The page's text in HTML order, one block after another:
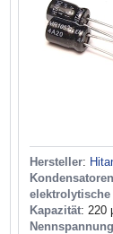
Hersteller:
Kondensatoren
elektrolytische
Kapazität: 220
Nennspannung